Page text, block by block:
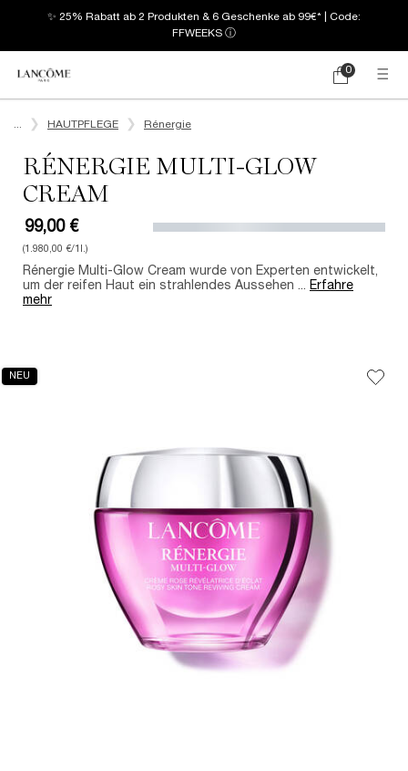
✨ 25% Rabatt ab 2 Produkten & 6 Geschenke ab 99€* | Code:
FFWEEKS ⓘ
Mein
0
0 produkt
HAUTPFLEGE Rénergie
RÉNERGIE MULTI-GLOW
CREAM
99,00 €
(1.980,00 €/1l.)
Rénergie Multi-Glow Cream wurde von Experten entwickelt,
um der reifen Haut ein strahlendes Aussehen ... Erfahre
mehr
NEU